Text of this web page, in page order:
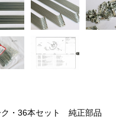
ク・36本セット 純正部品